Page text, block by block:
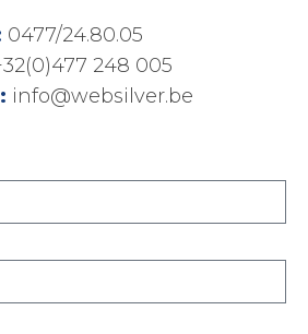
0477/24.80.05
248 005
info@websilver.be